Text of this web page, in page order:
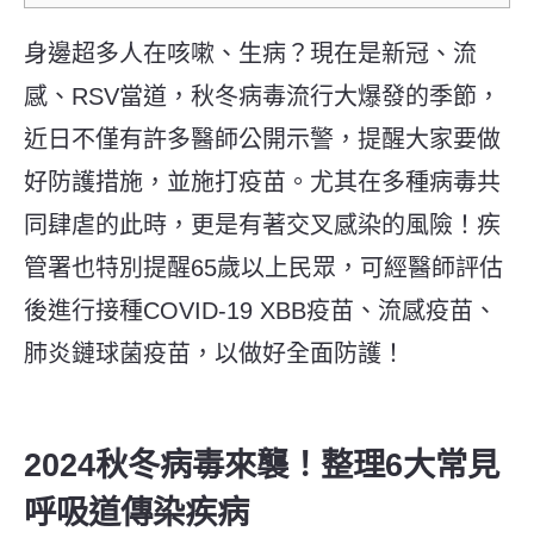
身邊超多人在咳嗽、生病？現在是新冠、流
感、RSV當道，秋冬病毒流行大爆發的季節，
近日不僅有許多醫師公開示警，提醒大家要做
好防護措施，並施打疫苗。尤其在多種病毒共
同肆虐的此時，更是有著交叉感染的風險！疾
管署也特別提醒65歲以上民眾，可經醫師評估
後進行接種COVID-19 XBB疫苗、流感疫苗、
肺炎鏈球菌疫苗，以做好全面防護！
2024秋冬病毒來襲！整理6大常見
呼吸道傳染疾病